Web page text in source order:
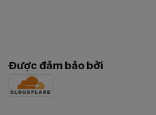
Được đảm bảo bởi